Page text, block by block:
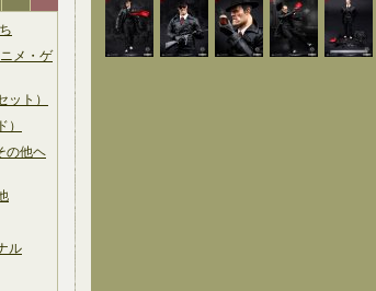
メ・ゲ
ット）
の他ヘ
ル